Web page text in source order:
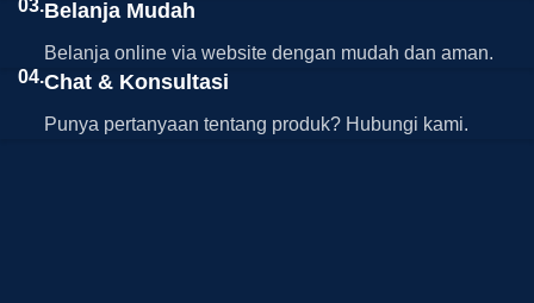
03.Belanja Mudah
Belanja online via website dengan mudah dan aman.
04.Chat & Konsultasi
Punya pertanyaan tentang produk? Hubungi kami.